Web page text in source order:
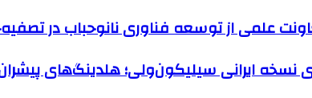
علمی از توسعه فناوری نانوحباب در
نسخه ایرانی سیلیکون‌ولی؛ هلدینگ‌های